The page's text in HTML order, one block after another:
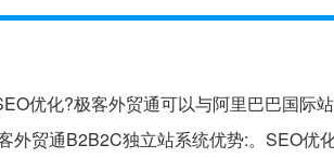
优化?极客外贸通可以与阿里巴巴国际
贸通B2B2C独立站系统优势:。SEO优